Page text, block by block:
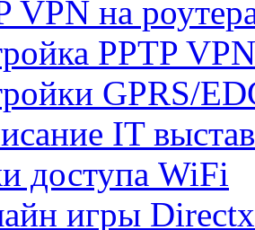
VPN на
PPTP
GPRS/
IT
доступа WiFi
игры